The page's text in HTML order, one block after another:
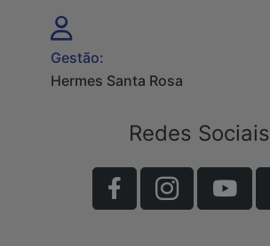
Gestão:
Hermes Santa Rosa
Redes Sociais